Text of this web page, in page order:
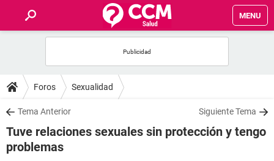
MENU
FOROS
SALUD
FAMILIA
Foros Sexualidad
Tema Anterior Siguiente Tema
Tuve relaciones sexuales sin protección y tengo
problemas